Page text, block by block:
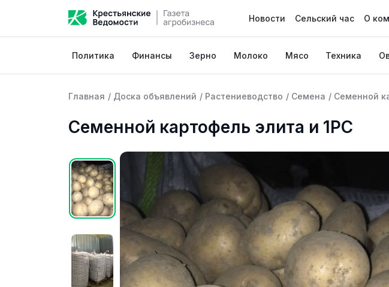
Новости Сельский час О
Политика Финансы Зерно Молоко Мясо Техника
Главная / Доска объявлений / Растениеводство / Семена / Семенной
Семенной картофель элита и 1РС